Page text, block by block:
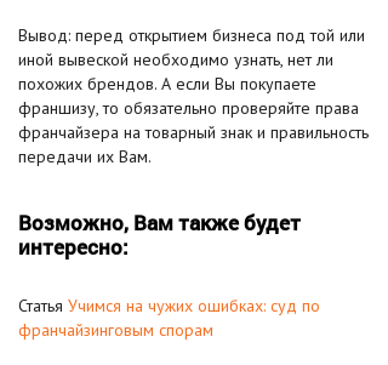
Вывод: перед открытием бизнеса под той или
иной вывеской необходимо узнать, нет ли
похожих брендов. А если Вы покупаете
франшизу, то обязательно проверяйте права
франчайзера на товарный знак и правильность
передачи их Вам.
Возможно, Вам также будет
интересно:
Статья Учимся на чужих ошибках: суд по
франчайзинговым спорам